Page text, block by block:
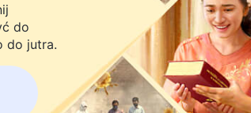
do
do jutra.